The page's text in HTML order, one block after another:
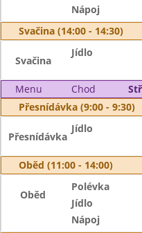
Nápoj
Svačina (14:00 - 14:30)
Svačina
Jídlo
Menu Chod
Přesnídávka (9:00 - 9:30)
Přesnídávka
Jídlo
Oběd (11:00 - 14:00)
Oběd
Polévka
Jídlo
Nápoj